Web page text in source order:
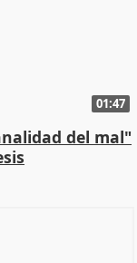
01:47
del mal"